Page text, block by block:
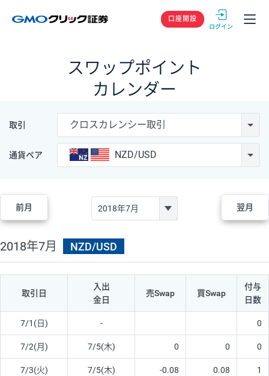
GMOクリック
口座開設
スワップポイント
カレンダー
取引 クロスカレンシー取引
通貨ペア NZD/USD
前月 翌月
2018年7月 NZD/USD
取引日
入出
金日
売Swap 買Swap
付与
日数
7/1(日) - 0
7/2(月) 7/5(木) 0 0 0
7/3(火) 7/5(木) -0.08 0.08 1